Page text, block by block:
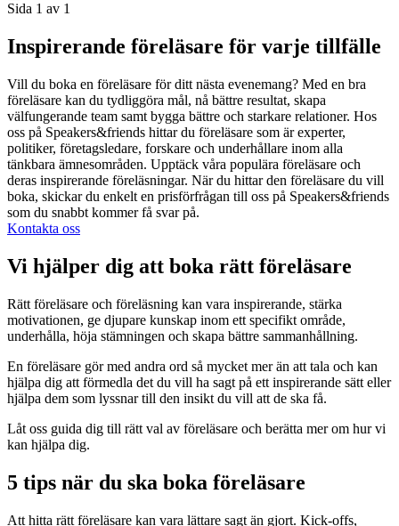
Sida 1 av 1
Inspirerande föreläsare för varje tillfälle
Vill du boka en föreläsare för ditt nästa evenemang? Med en bra
föreläsare kan du tydliggöra mål, nå bättre resultat, skapa
välfungerande team samt bygga bättre och starkare relationer. Hos
oss på Speakers&friends hittar du föreläsare som är experter,
politiker, företagsledare, forskare och underhållare inom alla
tänkbara ämnesområden. Upptäck våra populära föreläsare och
deras inspirerande föreläsningar. När du hittar den föreläsare du vill
boka, skickar du enkelt en prisförfrågan till oss på Speakers&friends
som du snabbt kommer få svar på.
Kontakta oss
Vi hjälper dig att boka rätt föreläsare
Rätt föreläsare och föreläsning kan vara inspirerande, stärka
motivationen, ge djupare kunskap inom ett specifikt område,
underhålla, höja stämningen och skapa bättre sammanhållning.
En föreläsare gör med andra ord så mycket mer än att tala och kan
hjälpa dig att förmedla det du vill ha sagt på ett inspirerande sätt eller
hjälpa dem som lyssnar till den insikt du vill att de ska få.
Låt oss guida dig till rätt val av föreläsare och berätta mer om hur vi
kan hjälpa dig.
5 tips när du ska boka föreläsare
Att hitta rätt föreläsare kan vara lättare sagt än gjort. Kick-offs,